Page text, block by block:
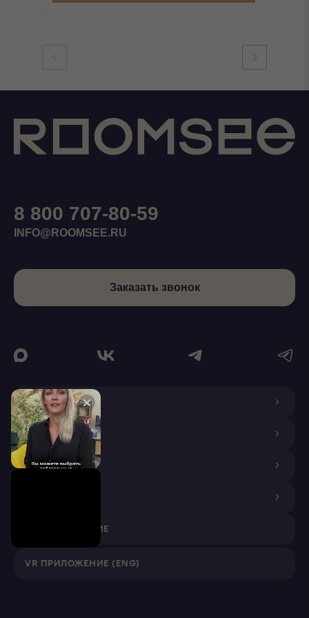
О КОМПАНИИ
ДИЗАЙНЕРАМ
ПОКУПАТЕЛЯМ
VR ПРИЛОЖЕНИЕ
VR ПРИЛОЖЕНИЕ (ENG)
8 800 707-80-59
INFO@ROOMSEE.RU
Заказать звонок